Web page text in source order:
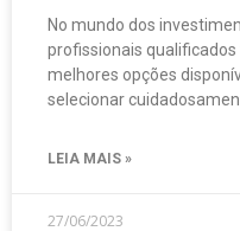
No mundo dos
profissionais
melhores opções
selecionar
LEIA MAIS »
27/06/2023